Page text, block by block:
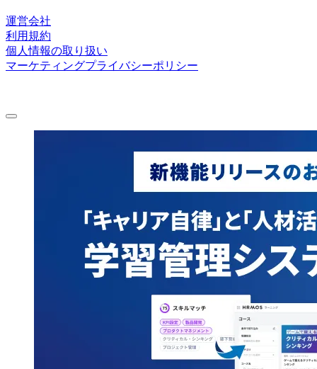
運営会社
利用規約
個人情報の取り扱い
マーケティングプライバシーポリシー